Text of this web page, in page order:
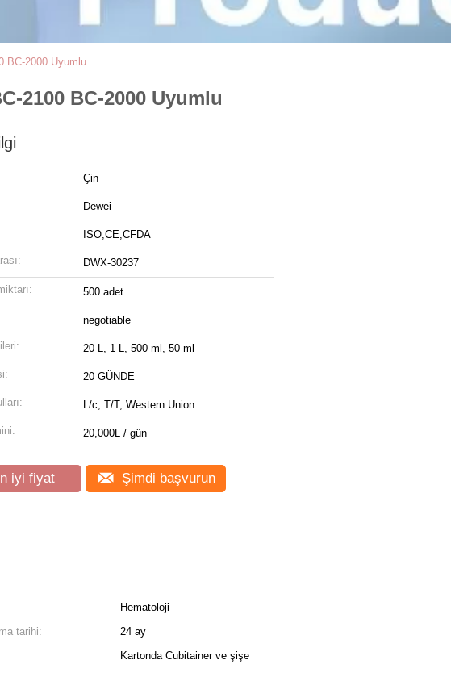
BC-2000 Uyumlu
2100 BC-2000 Uyumlu
Çin
Dewei
ISO,CE,CFDA
DWX-30237
500 adet
negotiable
20 L, 1 L, 500 ml, 50 ml
20 GÜNDE
L/c, T/T, Western Union
20,000L / gün
iyi fiyat Şimdi başvurun
Hematoloji
tarihi:
24 ay
Kartonda Cubitainer ve şişe